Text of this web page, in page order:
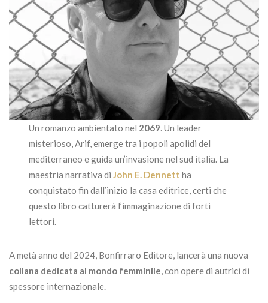
Un romanzo ambientato nel 2069. Un leader
misterioso, Arif, emerge tra i popoli apolidi del
mediterraneo e guida un’invasione nel sud italia. La
maestria narrativa diJohn E. Dennett ha
conquistato fin dall’inizio la casa editrice, certi che
questo libro catturerà l’immaginazione di forti
lettori.
A metà anno del 2024, Bonfirraro Editore, lancerà una nuova
collana dedicata al mondo femminile, con opere di autrici di
spessore internazionale.